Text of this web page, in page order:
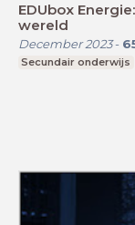
EDUbox
wereld
December 2023-
Secundair onderwijs